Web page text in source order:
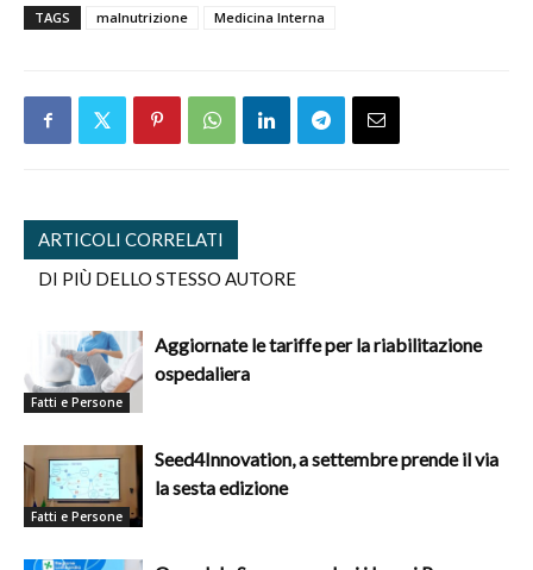
TAGS malnutrizione Medicina Interna
ARTICOLI CORRELATI
DI PIÙ DELLO STESSO AUTORE
Fatti e Persone
Aggiornate le tariffe per la riabilitazione
ospedaliera
Fatti e Persone
Seed4Innovation, a settembre prende il via
la sesta edizione